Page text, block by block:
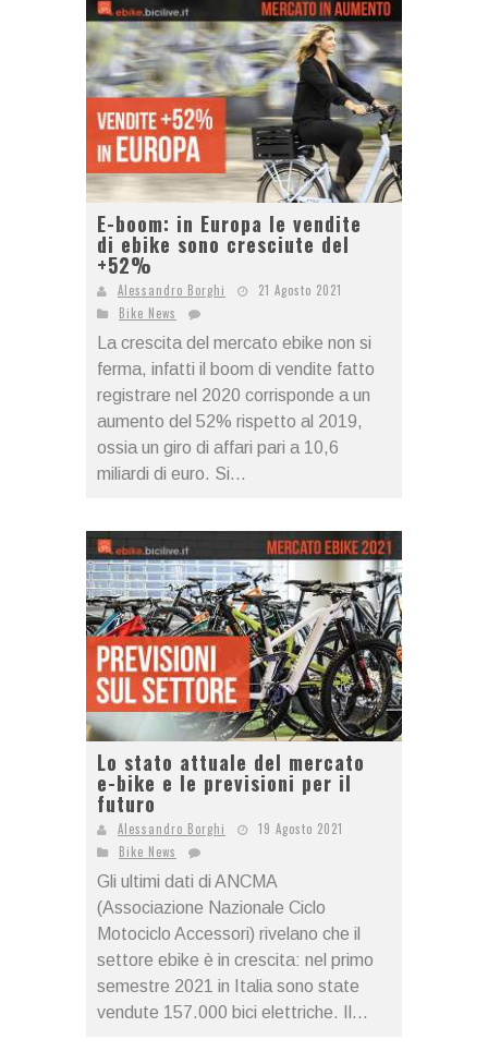
E-boom: in Europa le vendite
di ebike sono cresciute del
+52%
Alessandro Borghi
21 Agosto 2021
Bike News
La crescita del mercato ebike non si
ferma, infatti il boom di vendite fatto
registrare nel 2020 corrisponde a un
aumento del 52% rispetto al 2019,
ossia un giro di affari pari a 10,6
miliardi di euro. Si...
Lo stato attuale del mercato
e-bike e le previsioni per il
futuro
Alessandro Borghi
19 Agosto 2021
Bike News
Gli ultimi dati di ANCMA
(Associazione Nazionale Ciclo
Motociclo Accessori) rivelano che il
settore ebike è in crescita: nel primo
semestre 2021 in Italia sono state
vendute 157.000 bici elettriche. Il...